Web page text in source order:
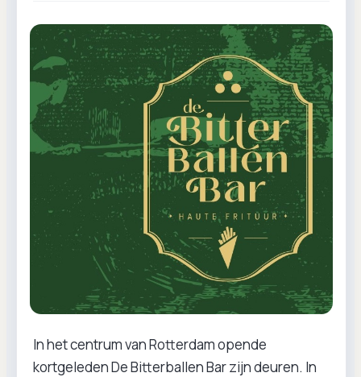
In het centrum van Rotterdam opende
kortgeleden De Bitterballen Bar zijn deuren. In